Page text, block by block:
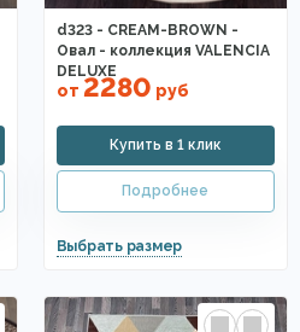
d323 - CREAM-BROWN -
Овал - коллекция VALENCIA
DELUXE
от 2280 руб